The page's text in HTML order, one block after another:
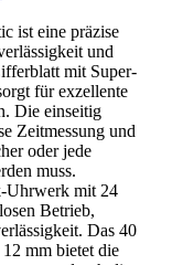
ist eine präzise
und
mit Super-
für exzellente
Die einseitig
Zeitmessung und
oder jede
muss.
Uhrwerk mit 24
Betrieb,
Das 40
mm bietet die